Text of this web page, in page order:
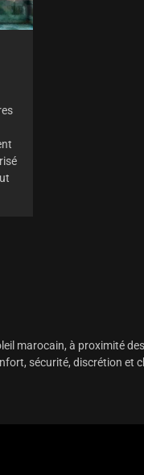
marocain, à proximité
sécurité, discrétion et